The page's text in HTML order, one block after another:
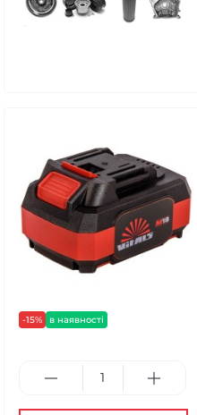
-15% в наявності